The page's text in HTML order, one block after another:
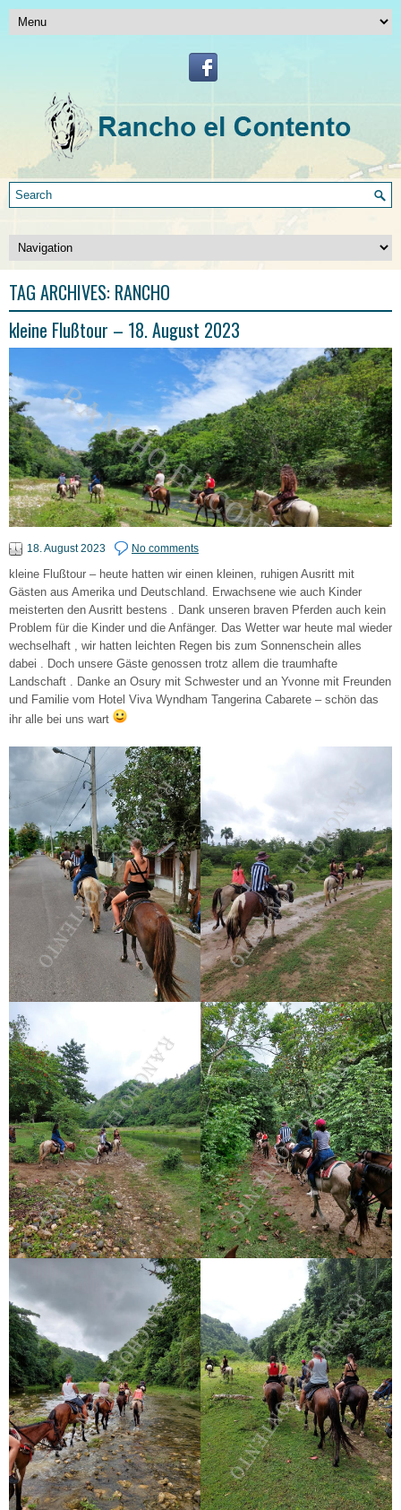
TAG ARCHIVES: RANCHO
kleine Flußtour – 18. August 2023
18. August 2023 No comments
kleine Flußtour – heute hatten wir einen kleinen, ruhigen Ausritt mit
Gästen aus Amerika und Deutschland. Erwachsene wie auch Kinder
meisterten den Ausritt bestens . Dank unseren braven Pferden auch kein
Problem für die Kinder und die Anfänger. Das Wetter war heute mal wieder
wechselhaft , wir hatten leichten Regen bis zum Sonnenschein alles
dabei . Doch unsere Gäste genossen trotz allem die traumhafte
Landschaft . Danke an Osury mit Schwester und an Yvonne mit Freunden
und Familie vom Hotel Viva Wyndham Tangerina Cabarete – schön das
ihr alle bei uns wart